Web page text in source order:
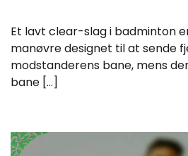
Et lavt clear-slag i badminton
manøvre designet til at sende
modstanderens bane, mens
bane […]